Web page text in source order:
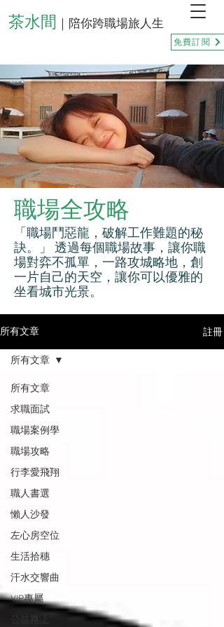
茶水間 ｜陪你跨職場旅人生
免費訂閱
職場全攻略
「職場鬥惡龍，破解工作難題的秘
訣。」 透過每個職場故事，讓你職
場對弈不孤單，一路攻城略地，創
一片自己的天空，讓你可以優雅的
坐看城市光景。
所有文章 註冊
所有文章
求職面試
職場案例學
職場攻略
行李愛飛翔
職人書選
懶人沙發
左心房空位
生活拾穗
汗水交響曲
VIP專屬
公益路上
所有文章